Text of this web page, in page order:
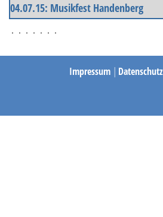
04.07.15: Musikfest Handenberg
Impressum |